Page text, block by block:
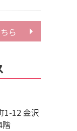
ら
1-12 金沢
階